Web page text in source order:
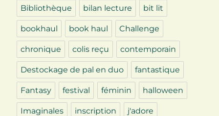
Bibliothèque bilan lecture bit lit
bookhaul book haul Challenge
chronique colis reçu contemporain
Destockage de pal en duo fantastique
Fantasy festival féminin halloween
Imaginales inscription j'adore